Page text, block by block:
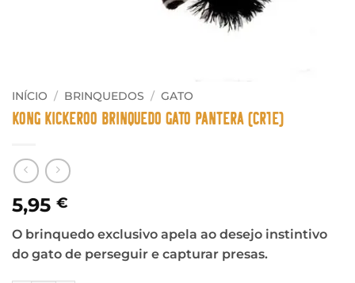
INÍCIO / BRINQUEDOS / GATO
Kong Kickeroo Brinquedo Gato Pantera (CR1E)
5,95 €
O brinquedo exclusivo apela ao desejo instintivo
do gato de perseguir e capturar presas.